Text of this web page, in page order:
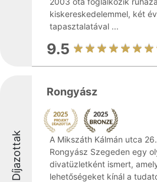
kiskereskedelemmel, két
tapasztalatával ...
9.5
Díjazottak
Rongyász
A Mikszáth Kálmán utca
Rongyász Szegeden egy
divatüzletként ismert,
lehetőségeket kínál a